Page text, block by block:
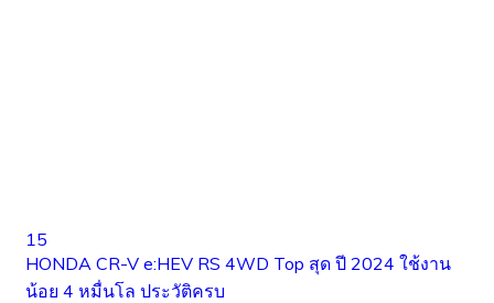
15
HONDA CR-V e:HEV RS 4WD Top สุด ปี 2024 ใช้งาน
น้อย 4 หมื่นโล ประวัติครบ